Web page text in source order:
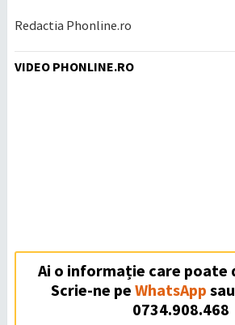
Redactia Phonline.ro
VIDEO PHONLINE.RO
Ai o informație care poate
Scrie-ne pe WhatsApp sau
0734.908.468